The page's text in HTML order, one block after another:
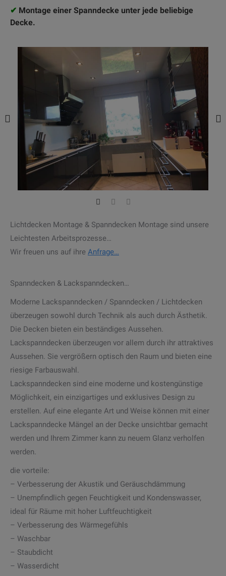
✔ Montage einer Spanndecke unter jede beliebige
Decke.
Lichtdecken Montage & Spanndecken Montage sind unsere
Leichtesten Arbeitsprozesse…
Wir freuen uns auf ihre Anfrage…
Spanndecken & Lackspanndecken…
Moderne Lackspanndecken / Spanndecken / Lichtdecken
überzeugen sowohl durch Technik als auch durch Ästhetik.
Die Decken bieten ein beständiges Aussehen.
Lackspanndecken überzeugen vor allem durch ihr attraktives
Aussehen. Sie vergrößern optisch den Raum und bieten eine
riesige Farbauswahl.
Lackspanndecken sind eine moderne und kostengünstige
Möglichkeit, ein einzigartiges und exklusives Design zu
erstellen. Auf eine elegante Art und Weise können mit einer
Lackspanndecke Mängel an der Decke unsichtbar gemacht
werden und Ihrem Zimmer kann zu neuem Glanz verholfen
werden.
die vorteile:
– Verbesserung der Akustik und Geräuschdämmung
– Unempfindlich gegen Feuchtigkeit und Kondenswasser,
ideal für Räume mit hoher Luftfeuchtigkeit
– Verbesserung des Wärmegefühls
– Waschbar
– Staubdicht
– Wasserdicht